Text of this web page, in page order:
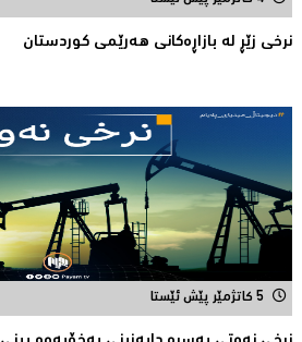
نرخی زێڕ له‌ بازاڕه‌كانی هه‌رێمی كوردستان
5 کاتژمێر پێش ئێستا